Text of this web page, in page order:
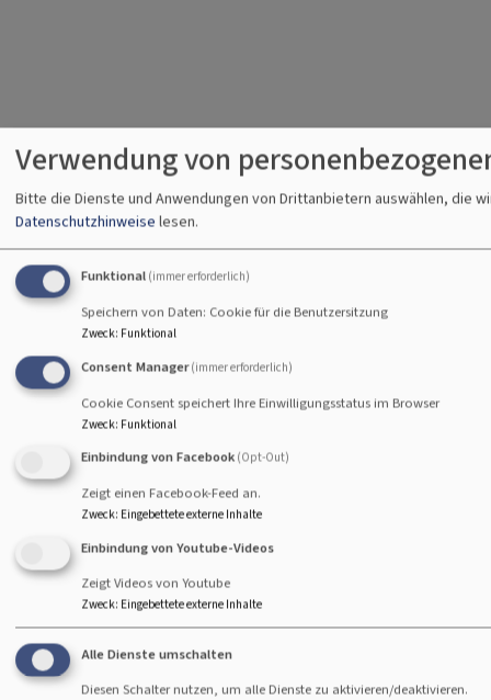
Du bist der Gott, der mir hilft; täglich harre ich auf
dich.
Psalm 25,5
Bittet, so wird euch gegeben; suchet, so werdet ihr
finden; klopfet an, so wird euch aufgetan.
Matthäus 7,7
© Evangelische Brüder-Unität –Herrnhuter Brüdergemeine
Weitere Informationen finden Sie
Hauptnavigation
Startseite
Gottesdienste
Leben in der
Gemeinde
Fußbereichsmenü
Impressum
Datenschutzerklärung
Barrierefreiheitserklärung
Verwendung von
Bitte die Dienste und Anwendungen von Drittanbietern auswählen, die
Datenschutzhinweise lesen.
Funktional (immer erforderlich)
Speichern von Daten: Cookie für die Benutzersitzung
Zweck: Funktional
Consent Manager (immer erforderlich)
Cookie Consent speichert Ihre Einwilligungsstatus im Browser
Zweck: Funktional
Einbindung von Facebook (Opt-Out)
Zeigt einen Facebook-Feed an.
Zweck: Eingebettete externe Inhalte
Einbindung von Youtube-Videos
Zeigt Videos von Youtube
Zweck: Eingebettete externe Inhalte
Alle Dienste umschalten
Diesen Schalter nutzen, um alle Dienste zu aktivieren/deaktivieren.